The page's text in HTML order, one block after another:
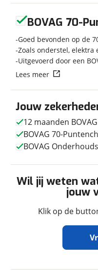
Soort voertuig
Nieuw of occasion
Afmetingen en
Lengte
Massa ledig voertuig
Maximaal toelaatbaar
gewicht
In- en exterieur
Keukenindeling
Aantal slaapplaatsen
Jouw
12 maanden
BOVAG 70-
BOVAG
Wil jij weten
jouw
Klik op de
Ontvang
BOVAG 70-
Goed bevonden op de
Zoals onderstel, elektra
Uitgevoerd door een
Lees meer